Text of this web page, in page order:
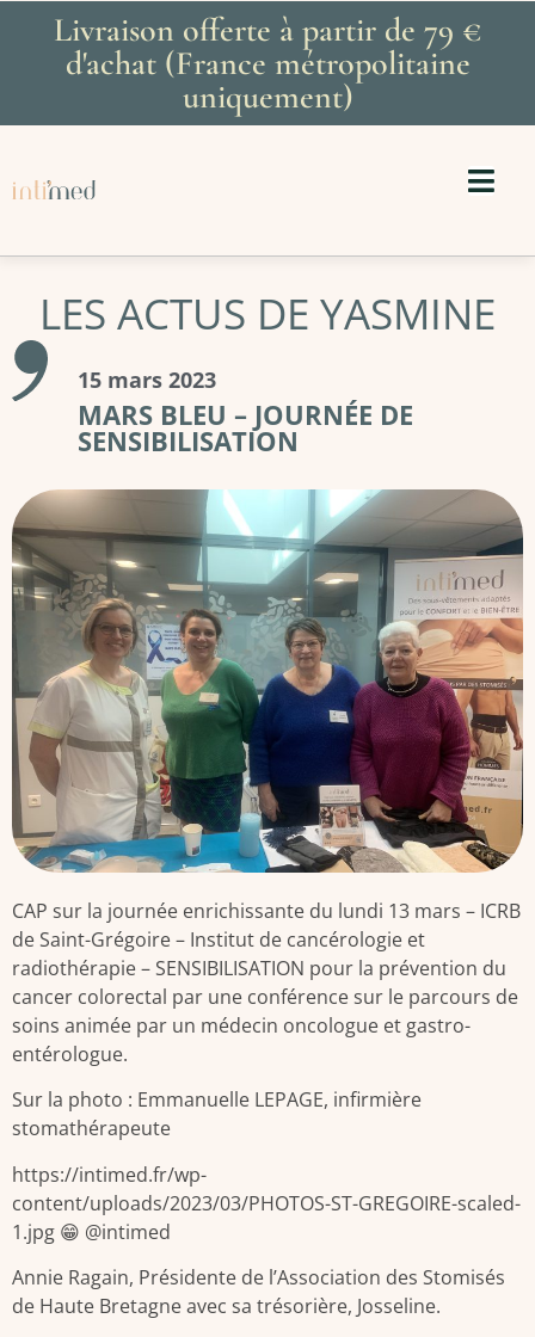
Livraison offerte à partir de 79 €
d'achat (France métropolitaine
uniquement)
LES ACTUS DE YASMINE
15 mars 2023
MARS BLEU – JOURNÉE DE
SENSIBILISATION
CAP sur la journée enrichissante du lundi 13 mars – ICRB
de Saint-Grégoire – Institut de cancérologie et
radiothérapie – SENSIBILISATION pour la prévention du
cancer colorectal par une conférence sur le parcours de
soins animée par un médecin oncologue et gastro-
entérologue.
Sur la photo : Emmanuelle LEPAGE, infirmière
stomathérapeute
https://intimed.fr/wp-
content/uploads/2023/03/PHOTOS-ST-GREGOIRE-scaled-
1.jpg 😁 @intimed
Annie Ragain, Présidente de l’Association des Stomisés
de Haute Bretagne avec sa trésorière, Josseline.